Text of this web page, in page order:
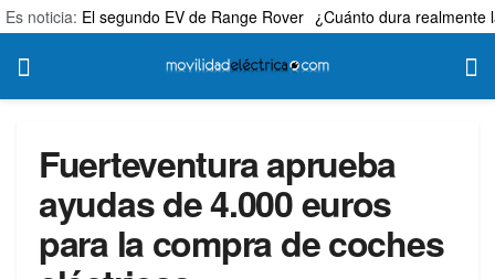
Es noticia: El segundo EV de Range Rover ¿Cuánto dura realmente
Fuerteventura aprueba
ayudas de 4.000 euros
para la compra de coches